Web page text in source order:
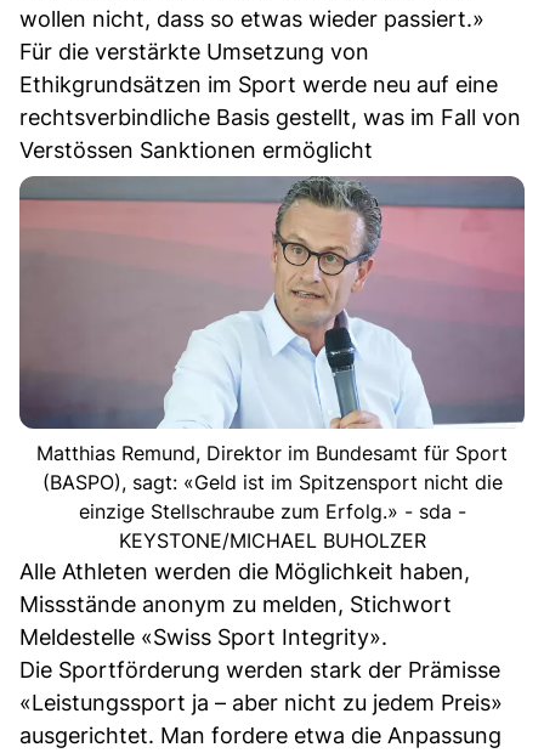
wollen nicht, dass so etwas wieder passiert.»
Für die verstärkte Umsetzung von
Ethikgrundsätzen im Sport werde neu auf eine
rechtsverbindliche Basis gestellt, was im Fall von
Verstössen Sanktionen ermöglicht
Matthias Remund, Direktor im Bundesamt für Sport
(BASPO), sagt: «Geld ist im Spitzensport nicht die
einzige Stellschraube zum Erfolg.» - sda -
KEYSTONE/MICHAEL BUHOLZER
Alle Athleten werden die Möglichkeit haben,
Missstände anonym zu melden, Stichwort
Meldestelle «Swiss Sport Integrity».
Die Sportförderung werden stark der Prämisse
«Leistungssport ja – aber nicht zu jedem Preis»
ausgerichtet. Man fordere etwa die Anpassung